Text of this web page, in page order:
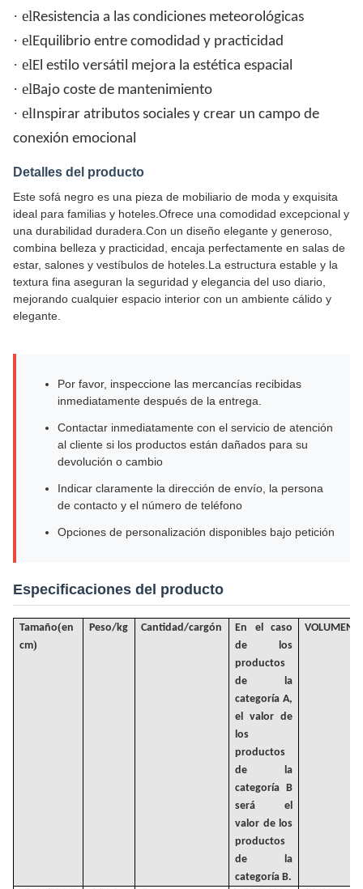
· elResistencia a las condiciones meteorológicas
· elEquilibrio entre comodidad y practicidad
· elEl estilo versátil mejora la estética espacial
· elBajo coste de mantenimiento
· elInspirar atributos sociales y crear un campo de
conexión emocional
Detalles del producto
Este sofá negro es una pieza de mobiliario de moda y exquisita
ideal para familias y hoteles.Ofrece una comodidad excepcional y
una durabilidad duradera.Con un diseño elegante y generoso,
combina belleza y practicidad, encaja perfectamente en salas de
estar, salones y vestíbulos de hoteles.La estructura estable y la
textura fina aseguran la seguridad y elegancia del uso diario,
mejorando cualquier espacio interior con un ambiente cálido y
elegante.
Por favor, inspeccione las mercancías recibidas
inmediatamente después de la entrega.
Contactar inmediatamente con el servicio de atención
al cliente si los productos están dañados para su
devolución o cambio
Indicar claramente la dirección de envío, la persona
de contacto y el número de teléfono
Opciones de personalización disponibles bajo petición
Especificaciones del producto
Tamaño(en
cm)
Peso/kg Cantidad/cargón
En el caso
de los
productos
de la
categoría A,
el valor de
los
productos
de la
categoría B
será el
valor de los
productos
de la
categoría B.
VOLUMEN